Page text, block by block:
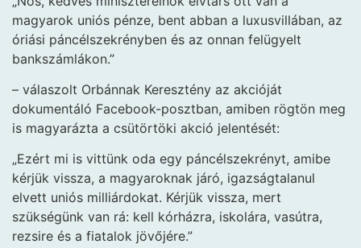
magyarok uniós pénze, bent abban a luxusvillában, az
óriási páncélszekrényben és az onnan felügyelt
bankszámlákon.”
– válaszolt Orbánnak Keresztény az akcióját
dokumentáló Facebook-posztban, amiben rögtön meg
is magyarázta a csütörtöki akció jelentését:
„Ezért mi is vittünk oda egy páncélszekrényt, amibe
kérjük vissza, a magyaroknak járó, igazságtalanul
elvett uniós milliárdokat. Kérjük vissza, mert
szükségünk van rá: kell kórházra, iskolára, vasútra,
rezsire és a fiatalok jövőjére.”